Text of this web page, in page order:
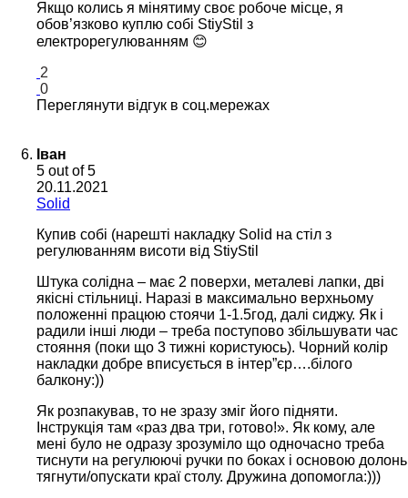
Якщо колись я мінятиму своє робоче місце, я
обов’язково куплю собі StiyStil з
електрорегулюванням 😊
2
0
Переглянути відгук в соц.мережах
Іван
5 out of 5
20.11.2021
Solid
Купив собі (нарешті накладку Solid на стіл з
регулюванням висоти від StiyStil
Штука солідна – має 2 поверхи, металеві лапки, дві
якісні стільниці. Наразі в максимально верхньому
положенні працюю стоячи 1-1.5год, далі сиджу. Як і
радили інші люди – треба поступово збільшувати час
стояння (поки що 3 тижні користуюсь). Чорний колір
накладки добре вписується в інтер”єр….білого
балкону:))
Як розпакував, то не зразу зміг його підняти.
Інструкція там «раз два три, готово!». Як кому, але
мені було не одразу зрозуміло що одночасно треба
тиснути на регулюючі ручки по боках і основою долонь
тягнути/опускати краї столу. Дружина допомогла:)))